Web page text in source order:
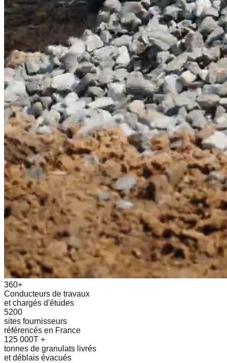
360+
Conducteurs de travaux
et chargés d'études
5200
sites fournisseurs
référencés en France
125 000T +
tonnes de granulats livrés
et déblais évacués